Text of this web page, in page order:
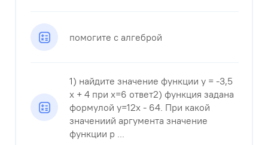
помогите с алгеброй
1) найдите значение функции у = -3,5
x + 4 при x=6 ответ2) функция задана
формулой y=12x - 64. При какой
значениий аргумента значение
функции р ...